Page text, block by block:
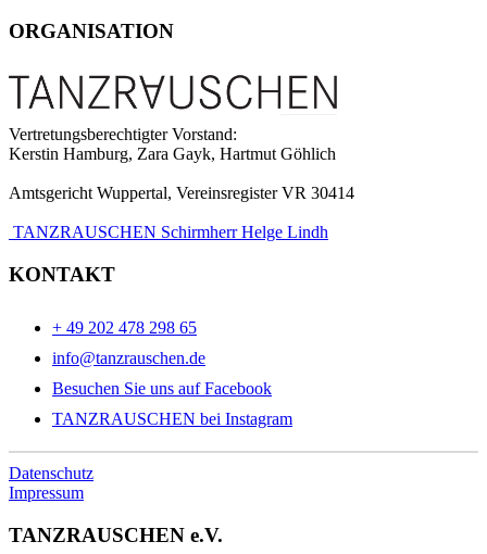
ORGANISATION
Vertretungsberechtigter Vorstand:
Kerstin Hamburg, Zara Gayk, Hartmut Göhlich
Amtsgericht Wuppertal, Vereinsregister VR 30414
TANZRAUSCHEN Schirmherr Helge Lindh
KONTAKT
+ 49 202 478 298 65
info@tanzrauschen.de
Besuchen Sie uns auf Facebook
TANZRAUSCHEN bei Instagram
Datenschutz
Impressum
TANZRAUSCHEN e.V.